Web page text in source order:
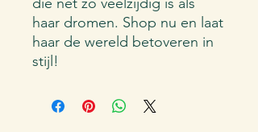
haar dromen. Shop nu en laat
haar de wereld betoveren in
stijl!